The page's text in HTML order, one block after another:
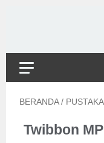
BERANDA /
Twibbon